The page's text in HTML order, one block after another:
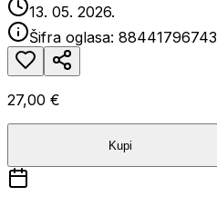
13. 05. 2026.
Šifra oglasa: 88441796743
27,00 €
Kupi